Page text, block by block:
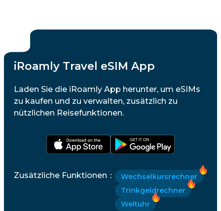
iRoamly Travel eSIM App
Laden Sie die iRoamly App herunter, um eSIMs
zu kaufen und zu verwalten, zusätzlich zu
nützlichen Reisefunktionen.
Zusätzliche Funktionen ：
Wechselkursrechner
Trinkgeldrechner
Weltuhr